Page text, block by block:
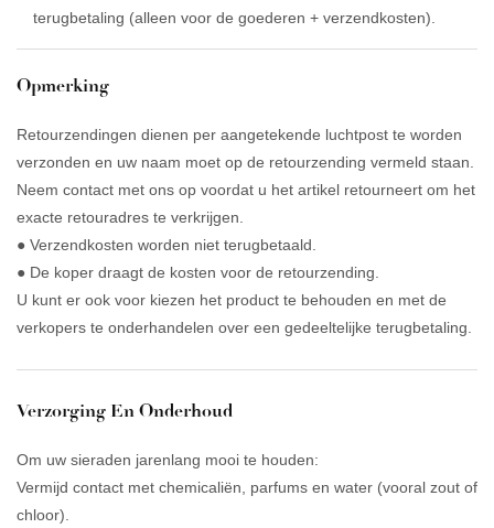
terugbetaling (alleen voor de goederen + verzendkosten).
Opmerking
Retourzendingen dienen per aangetekende luchtpost te worden
verzonden en uw naam moet op de retourzending vermeld staan.
Neem contact met ons op voordat u het artikel retourneert om het
exacte retouradres te verkrijgen.
● Verzendkosten worden niet terugbetaald.
● De koper draagt ​​de kosten voor de retourzending.
U kunt er ook voor kiezen het product te behouden en met de
verkopers te onderhandelen over een gedeeltelijke terugbetaling.
Verzorging En Onderhoud
Om uw sieraden jarenlang mooi te houden:
Vermijd contact met chemicaliën, parfums en water (vooral zout of
chloor).